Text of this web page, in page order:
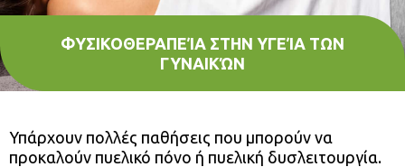
ΦΥΣΙΚΟΘΕΡΑΠΕΊΑ ΣΤΗΝ ΥΓΕΊΑ ΤΩΝ
ΓΥΝΑΙΚΏΝ
Υπάρχουν πολλές παθήσεις που μπορούν να
προκαλούν πυελικό πόνο ή πυελική δυσλειτουργία.